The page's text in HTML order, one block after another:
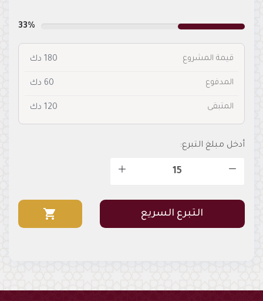
33%
قيمة المشروع 180 دك
المدفوع 60 دك
المتبقى 120 دك
أدخل مبلغ التبرع:
التبرع السريع shopping_cart